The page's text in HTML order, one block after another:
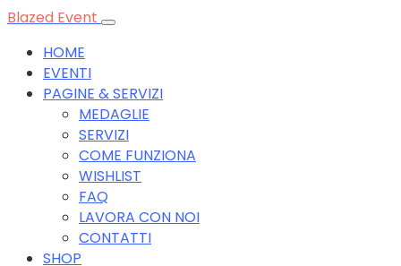
Blazed Event
HOME
EVENTI
PAGINE & SERVIZI
MEDAGLIE
SERVIZI
COME FUNZIONA
WISHLIST
FAQ
LAVORA CON NOI
CONTATTI
SHOP